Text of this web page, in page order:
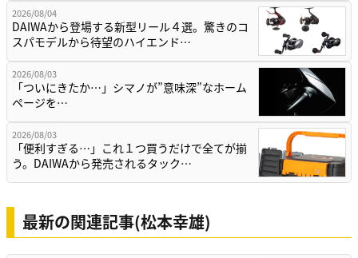
2026/08/04
DAIWAから登場する新型リール４選。驚きのコ
スパモデルから待望のハイエンド…
2026/08/03
「ついにきたか…」シマノが”意味深”なホーム
ページを…
2026/08/03
「便利すぎる…」これ１つ買うだけで全てが揃
う。DAIWAから発売されるタック…
最新の関連記事(松本幸雄)